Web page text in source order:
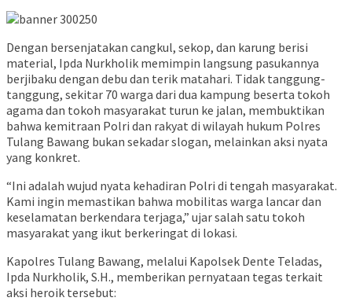
Dengan bersenjatakan cangkul, sekop, dan karung berisi
material, Ipda Nurkholik memimpin langsung pasukannya
berjibaku dengan debu dan terik matahari. Tidak tanggung-
tanggung, sekitar 70 warga dari dua kampung beserta tokoh
agama dan tokoh masyarakat turun ke jalan, membuktikan
bahwa kemitraan Polri dan rakyat di wilayah hukum Polres
Tulang Bawang bukan sekadar slogan, melainkan aksi nyata
yang konkret.
“Ini adalah wujud nyata kehadiran Polri di tengah masyarakat.
Kami ingin memastikan bahwa mobilitas warga lancar dan
keselamatan berkendara terjaga,” ujar salah satu tokoh
masyarakat yang ikut berkeringat di lokasi.
Kapolres Tulang Bawang, melalui Kapolsek Dente Teladas,
Ipda Nurkholik, S.H., memberikan pernyataan tegas terkait
aksi heroik tersebut: